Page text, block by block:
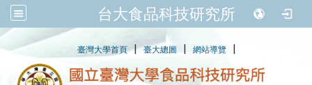
台大食品科技研究所
臺灣大學首頁 | 臺大總圖 | 網站導覽 |